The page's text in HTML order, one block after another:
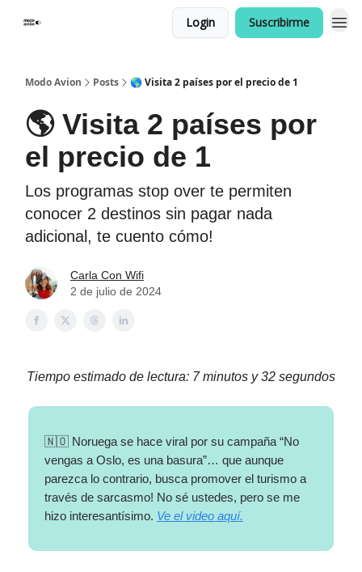
Login Suscribirme
Modo Avion Posts 🌎 Visita 2 países por el precio de 1
🌎 Visita 2 países por
el precio de 1
Los programas stop over te permiten
conocer 2 destinos sin pagar nada
adicional, te cuento cómo!
Carla Con Wifi
2 de julio de 2024
Tiempo estimado de lectura: 7 minutos y 32 segundos
🇳🇴 Noruega se hace viral por su campaña “No
vengas a Oslo, es una basura”… que aunque
parezca lo contrario, busca promover el turismo a
través de sarcasmo! No sé ustedes, pero se me
hizo interesantísimo. Ve el video aquí.